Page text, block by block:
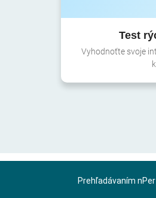
Test
Vyhodnoťte svoje
Prehľadávaním